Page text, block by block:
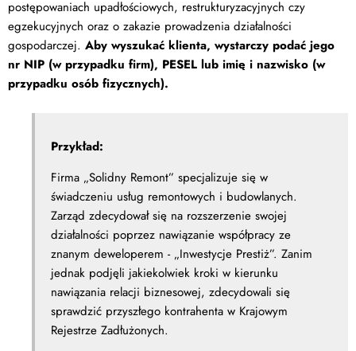
postępowaniach upadłościowych, restrukturyzacyjnych czy
egzekucyjnych oraz o zakazie prowadzenia działalności
gospodarczej. Aby wyszukać klienta, wystarczy podać jego
nr NIP (w przypadku firm), PESEL lub imię i nazwisko (w
przypadku osób fizycznych).
Przykład:
Firma „Solidny Remont” specjalizuje się w
świadczeniu usług remontowych i budowlanych.
Zarząd zdecydował się na rozszerzenie swojej
działalności poprzez nawiązanie współpracy ze
znanym deweloperem - „Inwestycje Prestiż”. Zanim
jednak podjęli jakiekolwiek kroki w kierunku
nawiązania relacji biznesowej, zdecydowali się
sprawdzić przyszłego kontrahenta w Krajowym
Rejestrze Zadłużonych.